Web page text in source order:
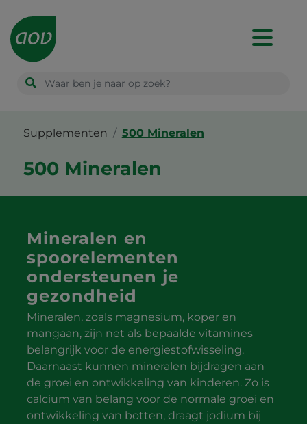
Main
navigation
Supplementen 500 Mineralen
500 Mineralen
Mineralen en
spoorelementen
ondersteunen je
gezondheid
Mineralen, zoals magnesium, koper en
mangaan, zijn net als bepaalde vitamines
belangrijk voor de energiestofwisseling.
Daarnaast kunnen mineralen bijdragen aan
de groei en ontwikkeling van kinderen. Zo is
calcium van belang voor de normale groei en
ontwikkeling van botten, draagt jodium bij